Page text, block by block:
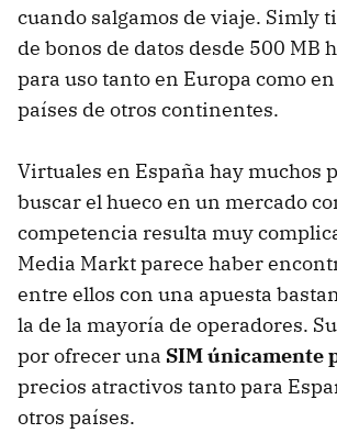
cuando salgamos de viaje. Simly
de bonos de datos desde 500 MB
para uso tanto en Europa como
países de otros continentes.
Virtuales en España hay muchos
buscar el hueco en un mercado
competencia resulta muy
Media Markt parece haber
entre ellos con una apuesta
la de la mayoría de operadores.
por ofrecer una SIM únicamente
precios atractivos tanto para
otros países.